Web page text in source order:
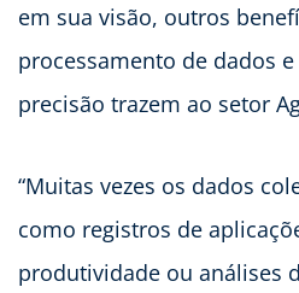
em sua visão, outros
processamento de dados
precisão trazem ao setor
“Muitas vezes os dados
como registros de
produtividade ou análises